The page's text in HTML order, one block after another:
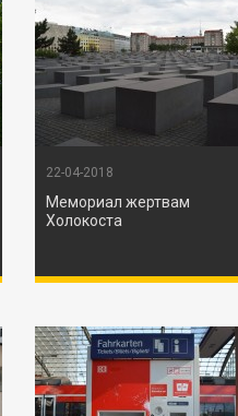
22-04-2018
Мемориал жертвам
Холокоста